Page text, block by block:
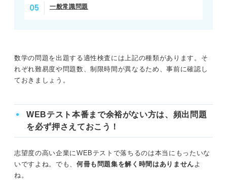
一般常識問題
数学の問題を出題する適性検査には上記の種類があります。そ
れぞれ難易度や問題数、制限時間が異なるため、事前に確認し
ておきましょう。
WEBテスト本番まで余裕がない方は、頻出問題
を必ず押さえておこう！
志望度の高い企業にWEBテストで落ちるのは本当にもったいな
いですよね。でも、 何冊も問題集を解く時間はありませんよ
ね。